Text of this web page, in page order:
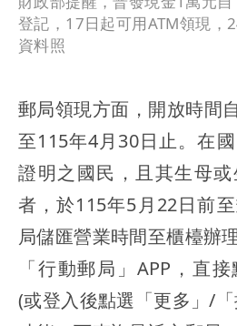
登記，17日起可用ATM領現，
資料照
郵局領現方面，開放時間
至115年4月30日止。在
證明之國民，且其生母
者，於115年5月22日前
局儲匯營業時間至櫃檯辦
「行動郵局」APP，直
(或登入後點選「更多」/